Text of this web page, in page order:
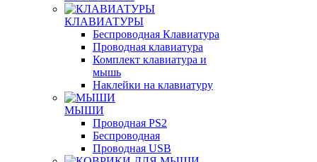
КЛАВИАТУРЫ
Беспроводная Клавиатура
Проводная клавиатура
Комплект клавиатура и
мышь
Наклейки на клавиатуру
МЫШИ
Проводная PS2
Беспроводная
Проводная USB